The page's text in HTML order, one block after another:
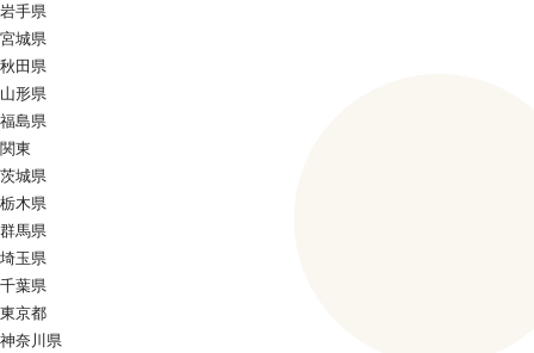
岩手県
宮城県
秋田県
山形県
福島県
関東
茨城県
栃木県
群馬県
埼玉県
千葉県
東京都
神奈川県